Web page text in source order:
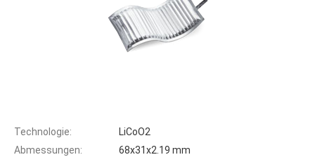
Technologie:
LiCoO2
Abmessungen:
68x31x2.19 mm